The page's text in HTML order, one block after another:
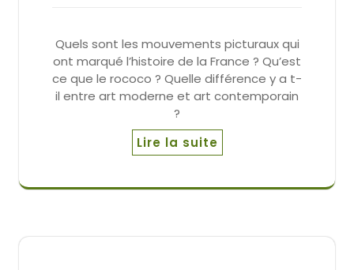
Quels sont les mouvements picturaux qui
ont marqué l’histoire de la France ? Qu’est
ce que le rococo ? Quelle différence y a t-
il entre art moderne et art contemporain
?
Lire la suite